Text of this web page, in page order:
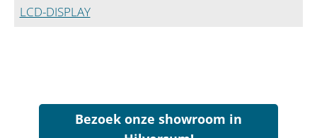
LCD-DISPLAY
Bezoek onze showroom in